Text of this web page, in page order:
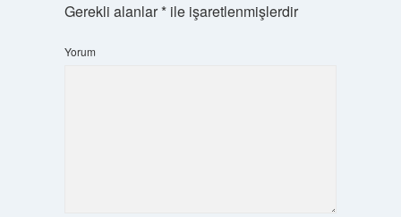
Gerekli alanlar*ile işaretlenmişlerdir
Yorum